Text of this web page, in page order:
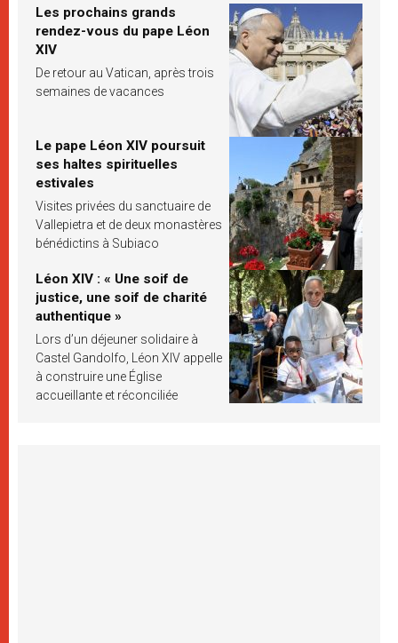
Les prochains grands
rendez-vous du pape Léon
XIV
De retour au Vatican, après trois
semaines de vacances
Le pape Léon XIV poursuit
ses haltes spirituelles
estivales
Visites privées du sanctuaire de
Vallepietra et de deux monastères
bénédictins à Subiaco
Léon XIV : « Une soif de
justice, une soif de charité
authentique »
Lors d’un déjeuner solidaire à
Castel Gandolfo, Léon XIV appelle
à construire une Église
accueillante et réconciliée